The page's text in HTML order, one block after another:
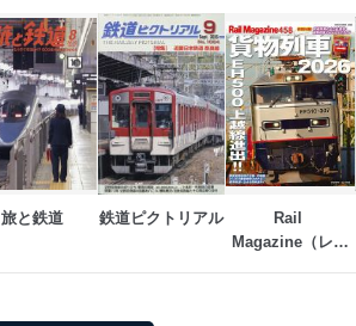
旅と鉄道 鉄道ピクトリアル
Rail
Magazine（レイ